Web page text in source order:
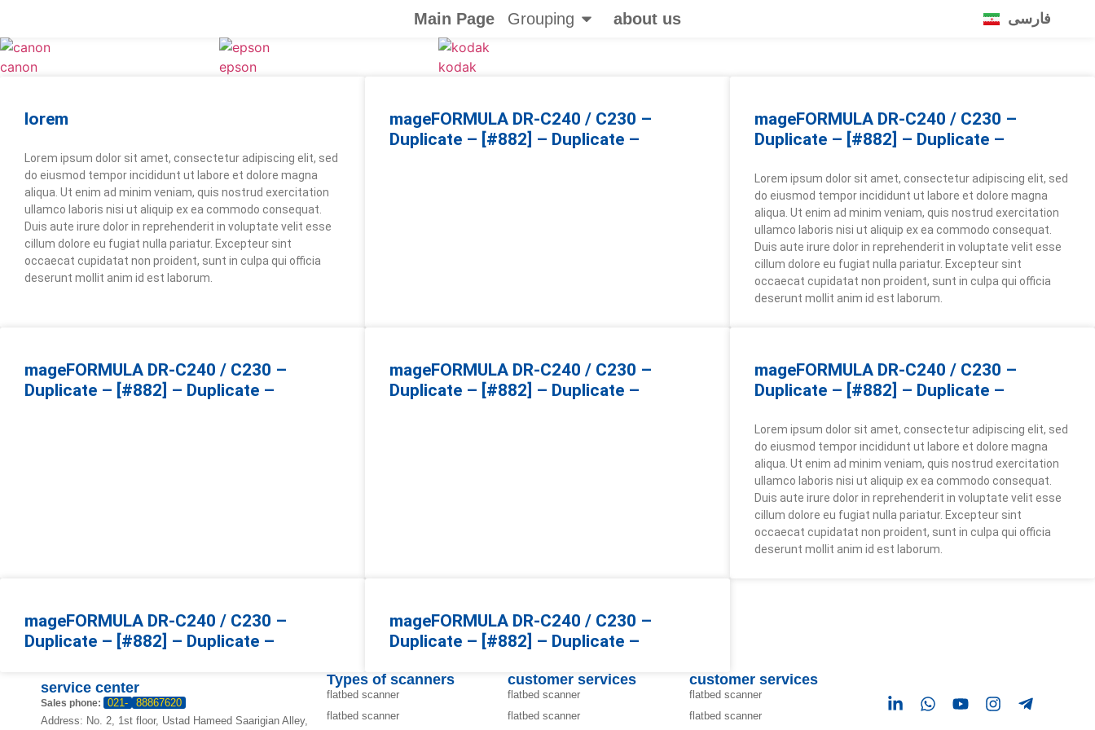
Main Page Grouping about us فارسی
canon epson kodak
lorem
Lorem ipsum dolor sit amet, consectetur adipiscing elit, sed
do eiusmod tempor incididunt ut labore et dolore magna
aliqua. Ut enim ad minim veniam, quis nostrud exercitation
ullamco laboris nisi ut aliquip ex ea commodo consequat.
Duis aute irure dolor in reprehenderit in voluptate velit esse
cillum dolore eu fugiat nulla pariatur. Excepteur sint
occaecat cupidatat non proident, sunt in culpa qui officia
deserunt mollit anim id est laborum.
mageFORMULA DR-C240 / C230 –
Duplicate – [#882] – Duplicate –
mageFORMULA DR-C240 / C230 –
Duplicate – [#882] – Duplicate –
Lorem ipsum dolor sit amet, consectetur adipiscing elit, sed
do eiusmod tempor incididunt ut labore et dolore magna
aliqua. Ut enim ad minim veniam, quis nostrud exercitation
ullamco laboris nisi ut aliquip ex ea commodo consequat.
Duis aute irure dolor in reprehenderit in voluptate velit esse
cillum dolore eu fugiat nulla pariatur. Excepteur sint
occaecat cupidatat non proident, sunt in culpa qui officia
deserunt mollit anim id est laborum.
mageFORMULA DR-C240 / C230 –
Duplicate – [#882] – Duplicate –
mageFORMULA DR-C240 / C230 –
Duplicate – [#882] – Duplicate –
mageFORMULA DR-C240 / C230 –
Duplicate – [#882] – Duplicate –
Lorem ipsum dolor sit amet, consectetur adipiscing elit, sed
do eiusmod tempor incididunt ut labore et dolore magna
aliqua. Ut enim ad minim veniam, quis nostrud exercitation
ullamco laboris nisi ut aliquip ex ea commodo consequat.
Duis aute irure dolor in reprehenderit in voluptate velit esse
cillum dolore eu fugiat nulla pariatur. Excepteur sint
occaecat cupidatat non proident, sunt in culpa qui officia
deserunt mollit anim id est laborum.
mageFORMULA DR-C240 / C230 –
Duplicate – [#882] – Duplicate –
mageFORMULA DR-C240 / C230 –
Duplicate – [#882] – Duplicate –
service center
Sales phone: 021-
88867620
Address: No. 2, 1st floor, Ustad Hameed Saarigian Alley,
Types of scanners
flatbed scanner
flatbed scanner
customer services
flatbed scanner
flatbed scanner
customer services
flatbed scanner
flatbed scanner